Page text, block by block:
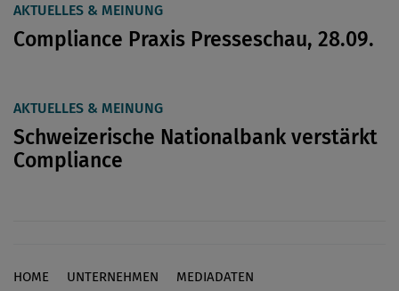
AKTUELLES & MEINUNG
Compliance Praxis Presseschau, 28.09.
AKTUELLES & MEINUNG
Schweizerische Nationalbank verstärkt
Compliance
Footer
HOME UNTERNEHMEN
MEDIADATEN